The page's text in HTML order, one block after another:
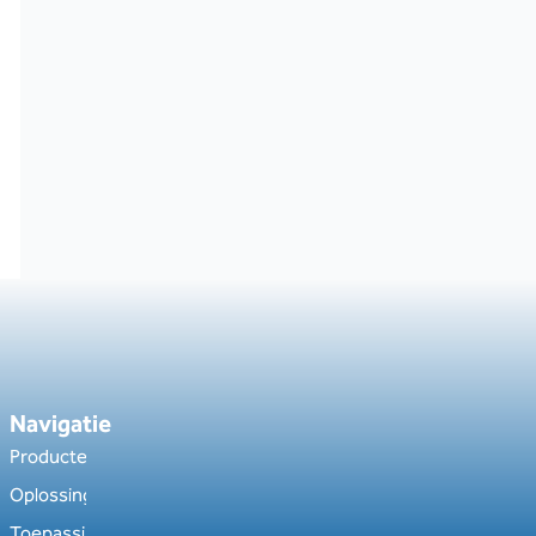
Navigatie
Producten
Oplossingen